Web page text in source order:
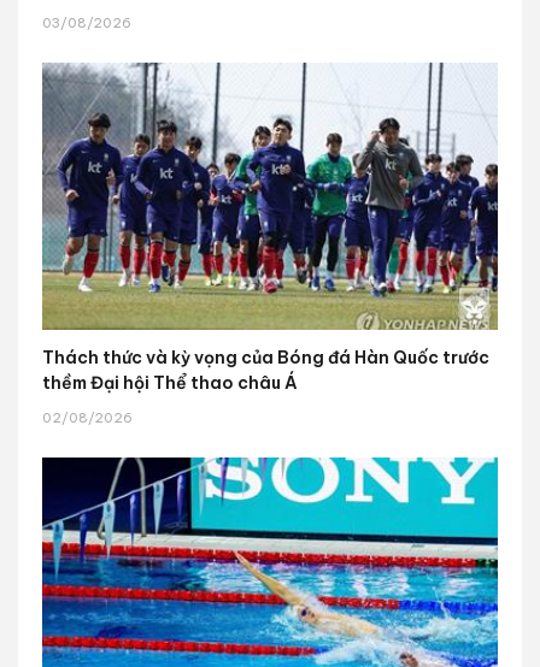
03/08/2026
Thách thức và kỳ vọng của Bóng đá Hàn Quốc trước
thềm Đại hội Thể thao châu Á
02/08/2026